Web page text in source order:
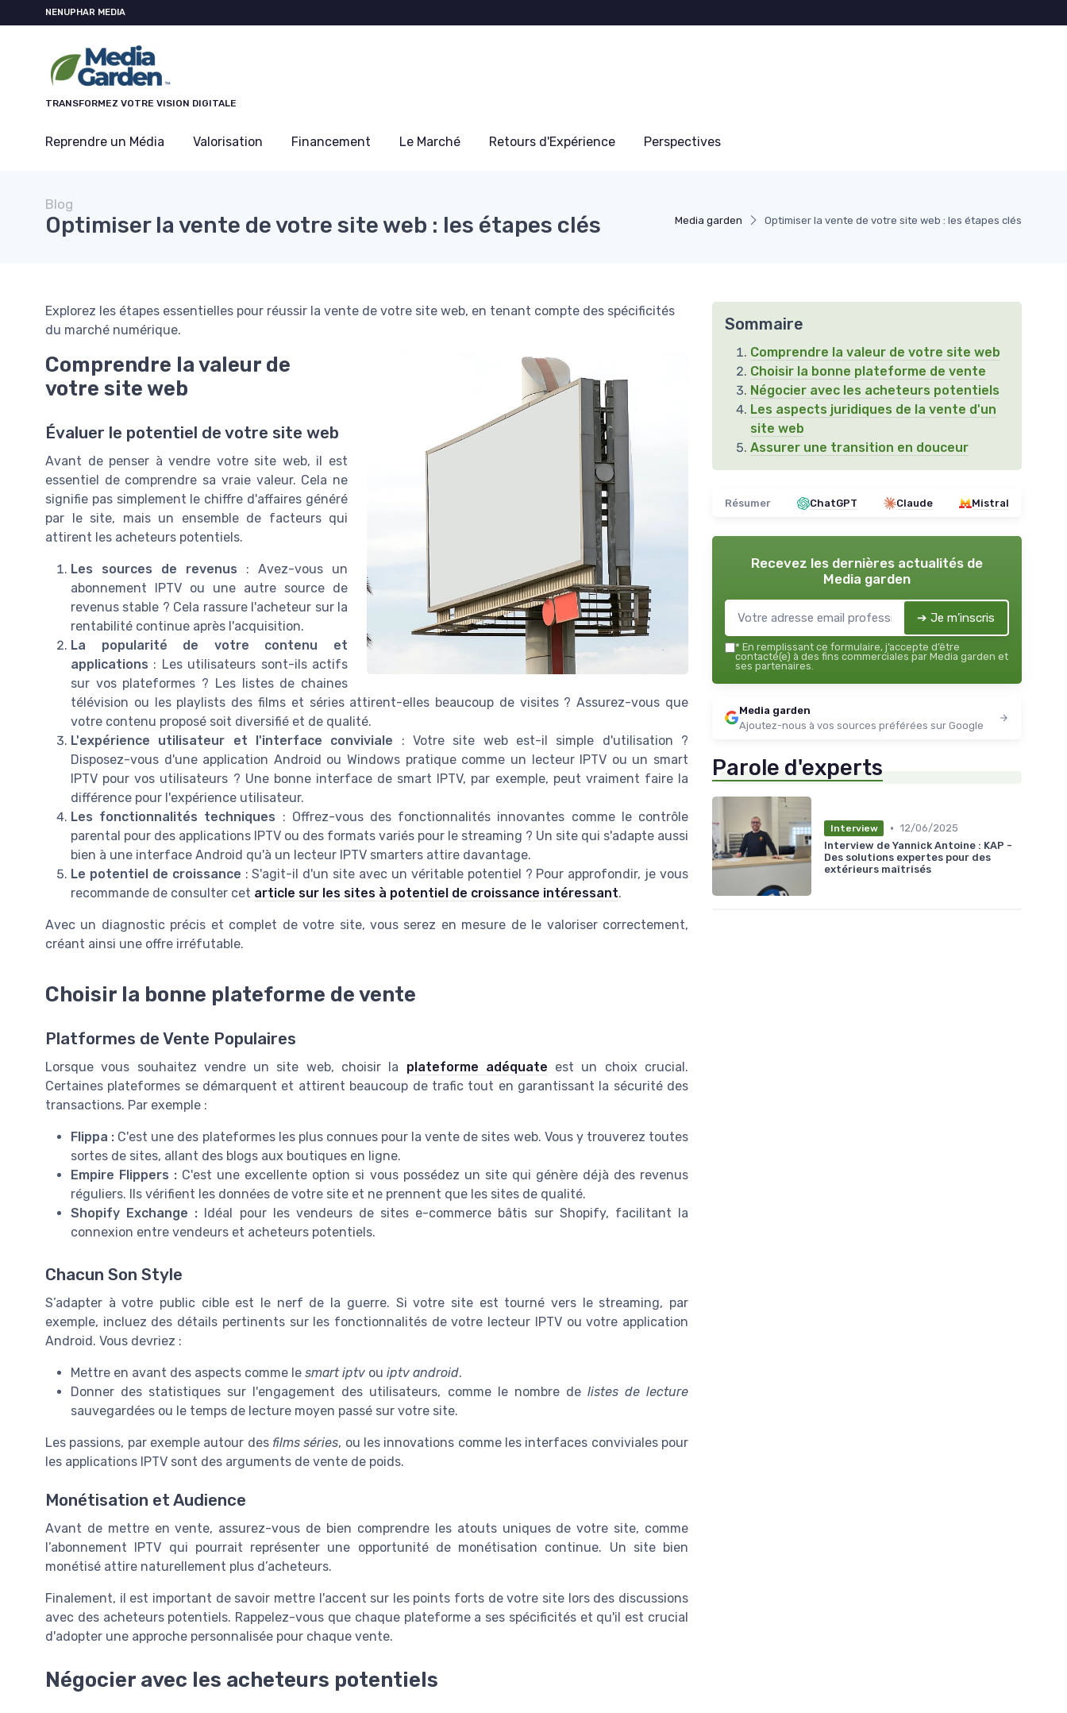
NENUPHAR MEDIA
TRANSFORMEZ VOTRE VISION DIGITALE
Reprendre un Média Valorisation Financement Le Marché Retours d'Expérience Perspectives
Media garden Optimiser la vente de votre site web : les étapes clés
Blog
Optimiser la vente de votre site web : les étapes clés
Explorez les étapes essentielles pour réussir la vente de votre site web, en tenant compte des spécificités
du marché numérique.
Comprendre la valeur de
votre site web
Évaluer le potentiel de votre site web
Avant de penser à vendre votre site web, il est
essentiel de comprendre sa vraie valeur. Cela ne
signifie pas simplement le chiffre d'affaires généré
par le site, mais un ensemble de facteurs qui
attirent les acheteurs potentiels.
Les sources de revenus : Avez-vous un
abonnement IPTV ou une autre source de
revenus stable ? Cela rassure l'acheteur sur la
rentabilité continue après l'acquisition.
La popularité de votre contenu et
applications : Les utilisateurs sont-ils actifs
sur vos plateformes ? Les listes de chaines
télévision ou les playlists des films et séries attirent-elles beaucoup de visites ? Assurez-vous que
votre contenu proposé soit diversifié et de qualité.
L'expérience utilisateur et l'interface conviviale : Votre site web est-il simple d'utilisation ?
Disposez-vous d'une application Android ou Windows pratique comme un lecteur IPTV ou un smart
IPTV pour vos utilisateurs ? Une bonne interface de smart IPTV, par exemple, peut vraiment faire la
différence pour l'expérience utilisateur.
Les fonctionnalités techniques : Offrez-vous des fonctionnalités innovantes comme le contrôle
parental pour des applications IPTV ou des formats variés pour le streaming ? Un site qui s'adapte aussi
bien à une interface Android qu'à un lecteur IPTV smarters attire davantage.
Le potentiel de croissance : S'agit-il d'un site avec un véritable potentiel ? Pour approfondir, je vous
recommande de consulter cet article sur les sites à potentiel de croissance intéressant.
Avec un diagnostic précis et complet de votre site, vous serez en mesure de le valoriser correctement,
créant ainsi une offre irréfutable.
Choisir la bonne plateforme de vente
Platformes de Vente Populaires
Lorsque vous souhaitez vendre un site web, choisir la plateforme adéquate est un choix crucial.
Certaines plateformes se démarquent et attirent beaucoup de trafic tout en garantissant la sécurité des
transactions. Par exemple :
Flippa : C'est une des plateformes les plus connues pour la vente de sites web. Vous y trouverez toutes
sortes de sites, allant des blogs aux boutiques en ligne.
Empire Flippers : C'est une excellente option si vous possédez un site qui génère déjà des revenus
réguliers. Ils vérifient les données de votre site et ne prennent que les sites de qualité.
Shopify Exchange : Idéal pour les vendeurs de sites e-commerce bâtis sur Shopify, facilitant la
connexion entre vendeurs et acheteurs potentiels.
Chacun Son Style
S’adapter à votre public cible est le nerf de la guerre. Si votre site est tourné vers le streaming, par
exemple, incluez des détails pertinents sur les fonctionnalités de votre lecteur IPTV ou votre application
Android. Vous devriez :
Mettre en avant des aspects comme le smart iptv ou iptv android.
Donner des statistiques sur l'engagement des utilisateurs, comme le nombre de listes de lecture
sauvegardées ou le temps de lecture moyen passé sur votre site.
Les passions, par exemple autour des films séries, ou les innovations comme les interfaces conviviales pour
les applications IPTV sont des arguments de vente de poids.
Monétisation et Audience
Avant de mettre en vente, assurez-vous de bien comprendre les atouts uniques de votre site, comme
l’abonnement IPTV qui pourrait représenter une opportunité de monétisation continue. Un site bien
monétisé attire naturellement plus d’acheteurs.
Finalement, il est important de savoir mettre l'accent sur les points forts de votre site lors des discussions
avec des acheteurs potentiels. Rappelez-vous que chaque plateforme a ses spécificités et qu'il est crucial
d'adopter une approche personnalisée pour chaque vente.
Négocier avec les acheteurs potentiels
Sommaire
Comprendre la valeur de votre site web
Choisir la bonne plateforme de vente
Négocier avec les acheteurs potentiels
Les aspects juridiques de la vente d'un
site web
Assurer une transition en douceur
Résumer ChatGPT Claude Mistral
Recevez les dernières actualités de
Media garden
➔ Je m'inscris
* En remplissant ce formulaire, j’accepte d’être
contacté(e) à des fins commerciales par Media garden et
ses partenaires.
Media garden
Ajoutez-nous à vos sources préférées sur Google
Parole d'experts
Interview • 12/06/2025
Interview de Yannick Antoine : KAP -
Des solutions expertes pour des
extérieurs maîtrisés
Panneau de gestion des cookies